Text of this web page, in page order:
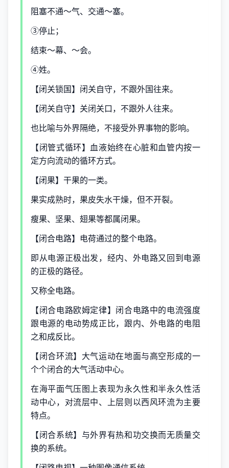
阻塞不通～气、交通～塞。
③停止；
结束～幕、～会。
④姓。
【闭关锁国】闭关自守，不跟外国往来。
【闭关自守】关闭关口，不跟外人往来。
也比喻与外界隔绝，不接受外界事物的影响。
【闭管式循环】血液始终在心脏和血管内按一
定方向流动的循环方式。
【闭果】干果的一类。
果实成熟时，果皮失水干燥，但不开裂。
瘦果、坚果、翅果等都属闭果。
【闭合电路】电荷通过的整个电路。
即从电源正极出发，经内、外电路又回到电源
的正极的路径。
又称全电路。
【闭合电路欧姆定律】闭合电路中的电流强度
跟电源的电动势成正比，跟内、外电路的电阻
之和成反比。
【闭合环流】大气运动在地面与高空形成的一
个个闭合的大气活动中心。
在海平面气压图上表现为永久性和半永久性活
动中心，对流层中、上层则以西风环流为主要
特点。
【闭合系统】与外界有热和功交换而无质量交
换的系统。